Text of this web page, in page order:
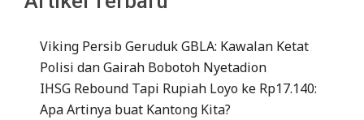
Viking Persib Geruduk GBLA: Kawalan Ketat
Polisi dan Gairah Bobotoh Nyetadion
IHSG Rebound Tapi Rupiah Loyo ke Rp17.140:
Apa Artinya buat Kantong Kita?